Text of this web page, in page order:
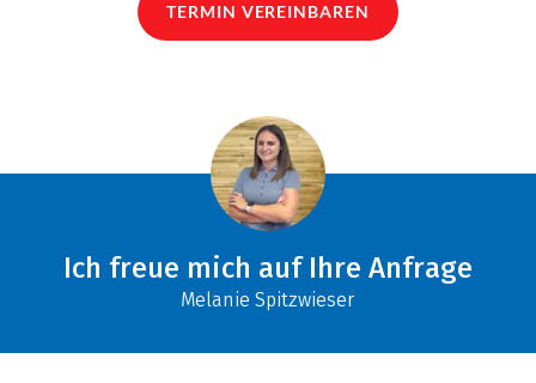
TERMIN VEREINBAREN
Ich freue mich auf Ihre Anfrage
Melanie Spitzwieser